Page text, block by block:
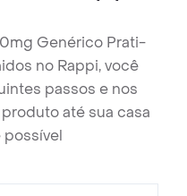
Genérico Prati-
no Rappi, você
passos e nos
até sua casa
possível